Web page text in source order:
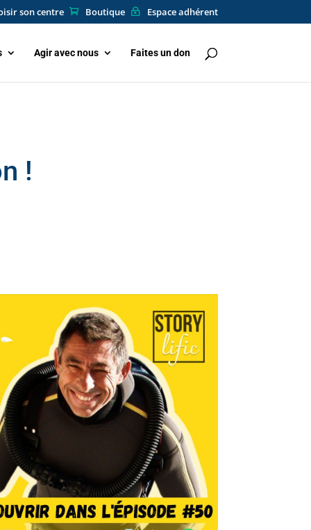
son centre Boutique Espace adhérent
Agir avec nous Faites un don
!